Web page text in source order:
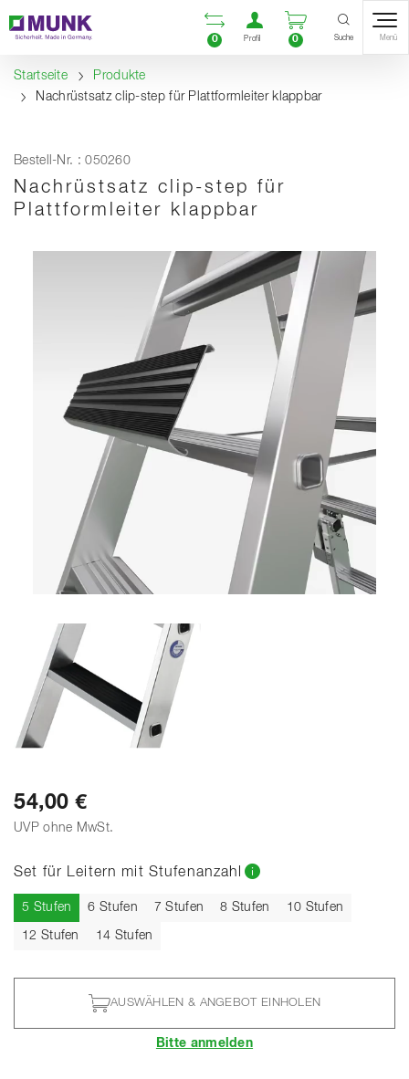
Inhalt
Inhaltsverzeichnis
Navigation Vergleichsliste öffnen
0
Benutzerkonto
Profil
Warenkorb
0 Suche Menü
Startseite
Produkte
Nachrüstsatz clip-step für Plattformleiter klappbar
Bestell-Nr. : 050260
Nachrüstsatz clip-step für
Plattformleiter klappbar
54,00 €
UVP ohne MwSt.
Set für Leitern mit Stufenanzahl
5 Stufen Aktuell
6 Stufen 7 Stufen 8 Stufen 10 Stufen
12 Stufen 14 Stufen
AUSWÄHLEN & ANGEBOT EINHOLEN
Bitte anmelden